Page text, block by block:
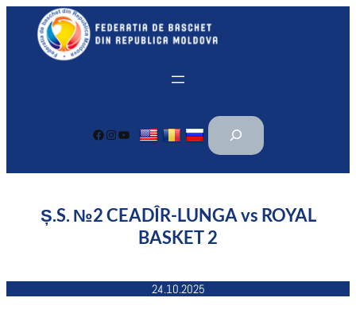
Перейти
содержимому
Facebook Instagram YouTube
П
и
Ș.S. №2 CEADÎR-LUNGA vs ROYAL
BASKET 2
24.10.2025